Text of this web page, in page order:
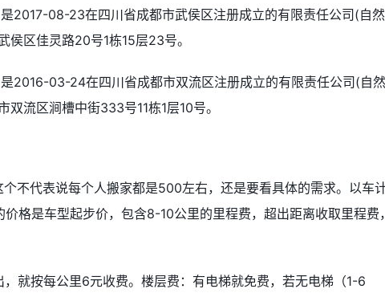
2017-08-23在四川省成都市武侯区注册成立的有限责任公司(自
区佳灵路20号1栋15层23号。
2016-03-24在四川省成都市双流区注册成立的有限责任公司(自然
流区涧槽中街333号11栋1层10号。
不代表说每个人搬家都是500左右，还是要看具体的需求。以车
格是车型起步价，包含8-10公里的里程费，超出距离收取里程费，
就按每公里6元收费。楼层费：有电梯就免费，若无电梯（1-6